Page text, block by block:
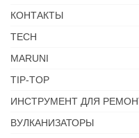
КОНТАКТЫ
TECH
MARUNI
TIP-TOP
ИНСТРУМЕНТ ДЛЯ
ВУЛКАНИЗАТОРЫ